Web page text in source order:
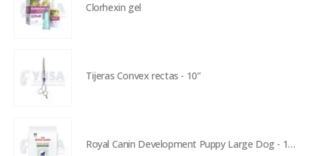
Clorhexin gel
Tijeras Convex rectas - 10”
Royal Canin Development Puppy Large Dog - 13 kg